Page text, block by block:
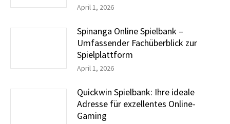
April 1, 2026
Spinanga Online Spielbank –
Umfassender Fachüberblick zur
Spielplattform
April 1, 2026
Quickwin Spielbank: Ihre ideale
Adresse für exzellentes Online-
Gaming